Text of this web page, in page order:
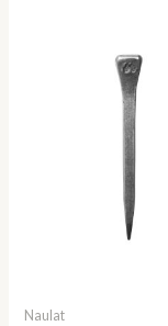
Naulat